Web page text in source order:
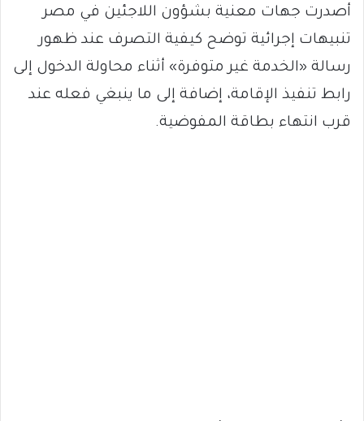
أصدرت جهات معنية بشؤون اللاجئين في مصر
تنبيهات إجرائية توضح كيفية التصرف عند ظهور
رسالة «الخدمة غير متوفرة» أثناء محاولة الدخول إلى
رابط تنفيذ الإقامة، إضافة إلى ما ينبغي فعله عند
قرب انتهاء بطاقة المفوضية.